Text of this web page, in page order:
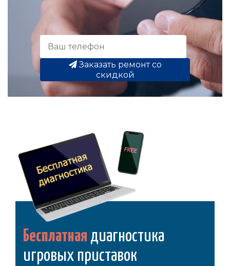
Заказать ремонт со
скидкой
Бесплатная диагностика
игровых приставок